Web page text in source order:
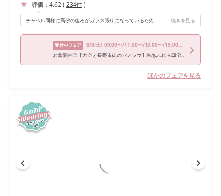
評価： 4.62( 234件)
チャペル同様に高砂の後ろがガラス張りになっているため、空と善光寺平が一望できます。 アマンダンスカイ（AMANDAN SKY）は、景色もおもてなしのひとつになる式場だと思います。 私たちが結婚式を挙げた10月下旬は紅葉の時期だったので、特に都会からのゲストには喜んでいただけました。 ダイニング HAKU.はナチュラルかつアットホームな雰囲気で、円卓を10卓配置しても程良くゆとりがあり、理想通りの会場でした。 続きを見る
受付中フェア 8/8(土) 09:00〜/11:00〜/13:00〜/15:00〜/17:00〜
お盆開催◎【大空と長野市街のパノラマ】光あふれる邸宅を巡るW
ほかのフェアを見る